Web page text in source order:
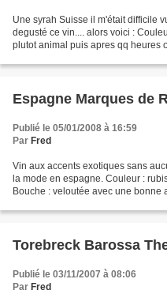
Une syrah Suisse il m'était difficile
degusté ce vin.... alors voici :
plutot animal puis apres qq heures
Espagne Marques de
Publié le 05/01/2008 à 16:59
Par Fred
Vin aux accents exotiques sans
la mode en espagne. Couleur :
Bouche : veloutée avec une
Torebreck Barossa
Publié le 03/11/2007 à 08:06
Par Fred